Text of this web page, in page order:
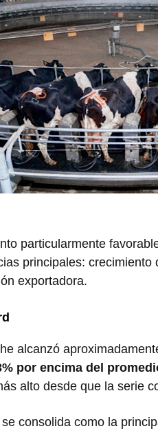
particularmente
principales:
exportadora.
alcanzó
por encima del
alto desde que la serie
se consolida como la